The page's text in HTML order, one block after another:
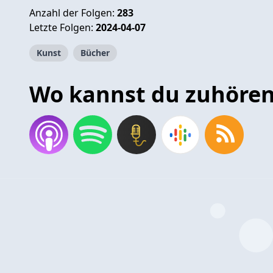
Anzahl der Folgen: 283
Letzte Folgen: 2024-04-07
Kunst Bücher
Wo kannst du